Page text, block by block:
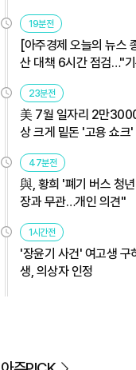
19분전
[아주경제 오늘의 뉴스
산 대책 6시간 점검…"
히 실행" 外
23분전
美 7월 일자리 2만
상 크게 밑돈 '고용 쇼크'
47분전
與, 황희 '폐기 버스 청
장과 무관…개인 의견"
1시간전
'장윤기 사건' 여고생 구
생, 의상자 인정